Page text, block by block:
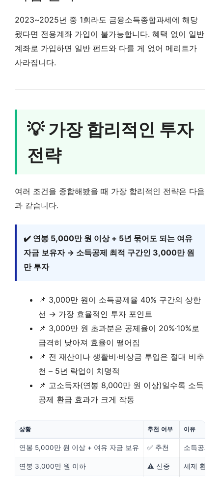
2023~2025년 중 1회라도 금융소득종합과세에 해당
됐다면 전용계좌 가입이 불가능합니다. 혜택 없이 일반
계좌로 가입하면 일반 펀드와 다를 게 없어 메리트가
사라집니다.
💡 가장 합리적인 투자
전략
여러 조건을 종합해봤을 때 가장 합리적인 전략은 다음
과 같습니다.
✔️ 연봉 5,000만 원 이상 + 5년 묶어도 되는 여유
자금 보유자 → 소득공제 최적 구간인 3,000만 원
만 투자
📌 3,000만 원이 소득공제율 40% 구간의 상한
선 → 가장 효율적인 투자 포인트
📌 3,000만 원 초과분은 공제율이 20%·10%로
급격히 낮아져 효율이 떨어짐
📌 전 재산이나 생활비·비상금 투입은 절대 비추
천 – 5년 락업이 치명적
📌 고소득자(연봉 8,000만 원 이상)일수록 소득
공제 환급 효과가 크게 작동
상황 추천 여부 이유
연봉 5,000만 원 이상 + 여유 자금 보유 ✅ 추천 소득공제
연봉 3,000만 원 이하 ⚠️ 신중 세제 환급